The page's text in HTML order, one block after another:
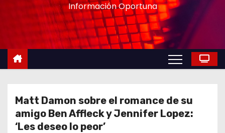
n
Información Oportuna
Matt Damon sobre el romance de su
amigo Ben Affleck y Jennifer Lopez:
‘Les deseo lo peor’